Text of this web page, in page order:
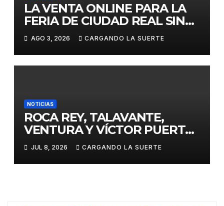
LA VENTA ONLINE PARA LA
FERIA DE CIUDAD REAL SIN
GASTOS DE GESTION HASTA
EL DOMINGO
AGO 3, 2026 CARGANDO LA SUERTE
NOTICIAS
ROCA REY, TALAVANTE,
VENTURA Y VÍCTOR PUERTO,
EJES DE LA FERIA TAURINA
VIRGEN DEL PRADO 2026
JUL 8, 2026 CARGANDO LA SUERTE